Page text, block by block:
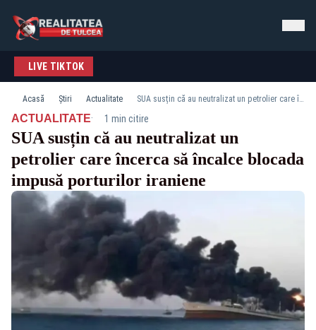
LIVE TIKTOK
Acasă Știri Actualitate SUA susțin că au neutralizat un petrolier care încerca să încalce blocada impusă porturilor iraniene
ACTUALITATE· 1 min citire
SUA susțin că au neutralizat un
petrolier care încerca să încalce blocada
impusă porturilor iraniene